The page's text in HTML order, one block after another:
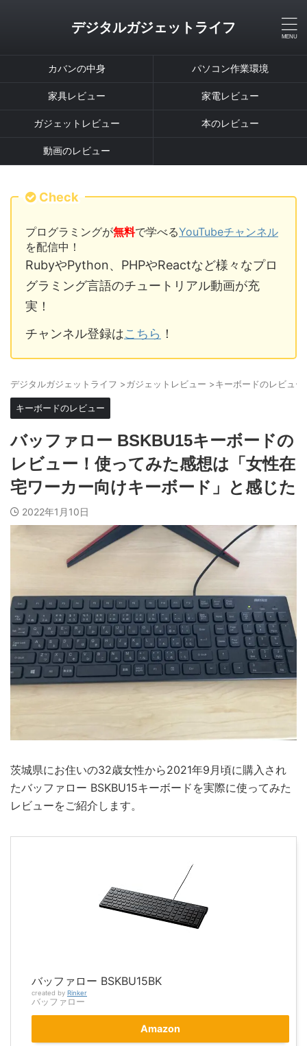
デジタルガジェットライフ
カバンの中身 パソコン作業環境
家具レビュー 家電レビュー
ガジェットレビュー 本のレビュー
動画のレビュー
Check
プログラミングが無料で学べるYouTubeチャンネル
を配信中！
RubyやPython、PHPやReactなど様々なプロ
グラミング言語のチュートリアル動画が充
実！
チャンネル登録はこちら ！
デジタルガジェットライフ >ガジェットレビュー >キーボードのレビュー
キーボードのレビュー
バッファロー BSKBU15キーボードの
レビュー！使ってみた感想は「女性在
宅ワーカー向けキーボード」と感じた
2022年1月10日
茨城県にお住いの32歳女性から2021年9月頃に購入され
たバッファロー BSKBU15キーボードを実際に使ってみた
レビューをご紹介します。
バッファロー BSKBU15BK
created by Rinker
バッファロー
Amazon